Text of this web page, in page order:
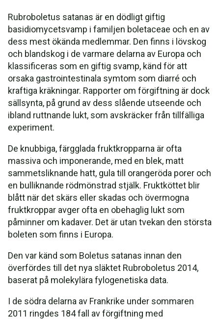
Rubroboletus satanas är en dödligt giftig
basidiomycetsvamp i familjen boletaceae och en av
dess mest ökända medlemmar. Den finns i lövskog
och blandskog i de varmare delarna av Europa och
klassificeras som en giftig svamp, känd för att
orsaka gastrointestinala symtom som diarré och
kraftiga kräkningar. Rapporter om förgiftning är dock
sällsynta, på grund av dess slående utseende och
ibland ruttnande lukt, som avskräcker från tillfälliga
experiment.
De knubbiga, färgglada fruktkropparna är ofta
massiva och imponerande, med en blek, matt
sammetsliknande hatt, gula till orangeröda porer och
en bulliknande rödmönstrad stjälk. Fruktköttet blir
blått när det skärs eller skadas och övermogna
fruktkroppar avger ofta en obehaglig lukt som
påminner om kadaver. Det är utan tvekan den största
boleten som finns i Europa.
Den var känd som Boletus satanas innan den
överfördes till det nya släktet Rubroboletus 2014,
baserat på molekylära fylogenetiska data.
I de södra delarna av Frankrike under sommaren
2011 ringdes 184 fall av förgiftning med